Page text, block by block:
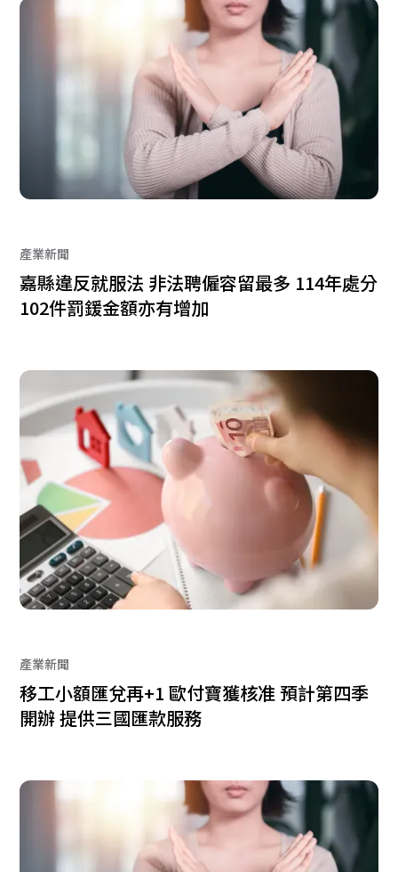
產業新聞
嘉縣違反就服法 非法聘僱容留最多 114年處分
102件罰鍰金額亦有增加
產業新聞
移工小額匯兌再+1 歐付寶獲核准 預計第四季
開辦 提供三國匯款服務